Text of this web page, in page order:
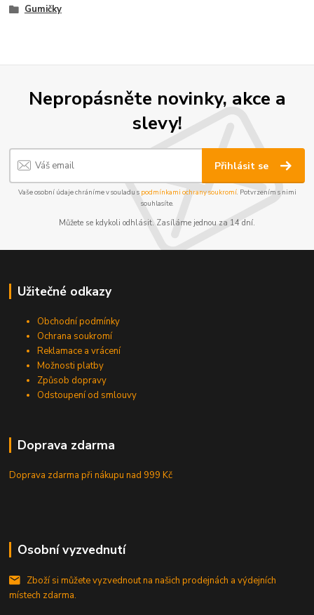
Gumičky
Nepropásněte novinky, akce a
slevy!
Přihlásit se
Vaše osobní údaje chráníme v souladu s podmínkami ochrany soukromí. Potvrzením s nimi
souhlasíte.
Můžete se kdykoli odhlásit. Zasíláme jednou za 14 dní.
Užitečné odkazy
Obchodní podmínky
Ochrana soukromí
Reklamace a vrácení
Možnosti platby
Způsob dopravy
Odstoupení od smlouvy
Doprava zdarma
Doprava zdarma při nákupunad 999 Kč
Osobní vyzvednutí
Zboží si můžete vyzvednout na našich prodejnách a výdejních
místech zdarma.